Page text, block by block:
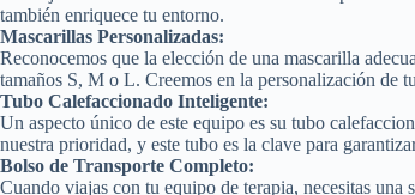
también enriquece tu entorno.
Mascarillas Personalizadas:
Reconocemos que la elección de una mascarilla
tamaños S, M o L. Creemos en la personalización de
Tubo Calefaccionado Inteligente:
Un aspecto único de este equipo es su tubo
nuestra prioridad, y este tubo es la clave para
Bolso de Transporte Completo:
Cuando viajas con tu equipo de terapia, necesitas